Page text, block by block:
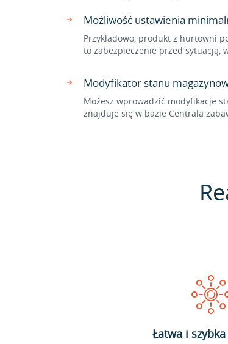
Możliwość ustawienia
Przykładowo, produkt z hurtowni
to zabezpieczenie przed sytuacją,
Modyfikator stanu
Możesz wprowadzić modyfikacje
znajduje się w bazie Centrala
Łatwa i szybka